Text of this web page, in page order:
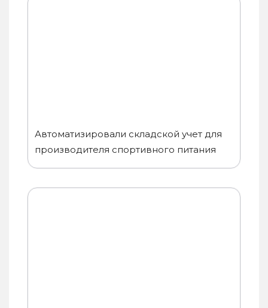
Автоматизировали складской учет для
производителя спортивного питания